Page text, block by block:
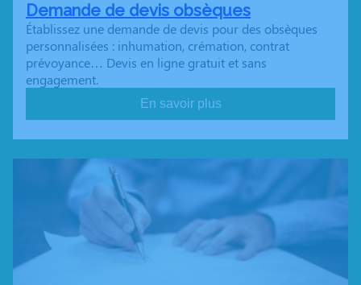
Demande de devis obsèques
Établissez une demande de devis pour des obsèques
personnalisées : inhumation, crémation, contrat
prévoyance… Devis en ligne gratuit et sans
engagement.
En savoir plus